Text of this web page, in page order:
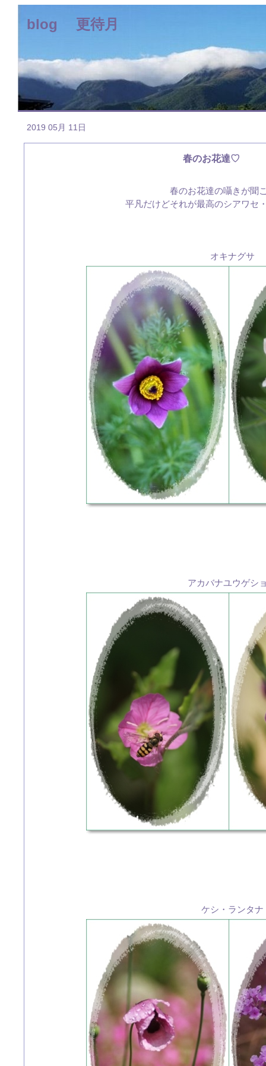
blog 更待月
2019 05月 11日
春のお花達♡
春のお花達の囁きが聞
平凡だけどそれが最高のシアワセ
オキナグサ
アカバナユウゲシ
ケシ・ランタナ